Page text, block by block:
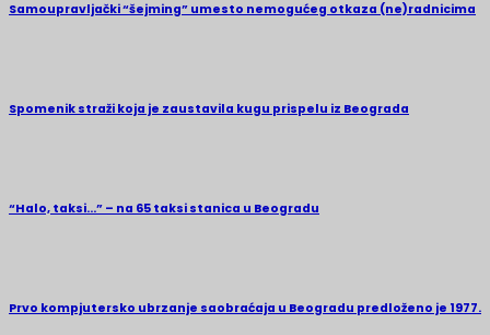
Samoupravljački “šejming” umesto nemogućeg otkaza (ne)radnicima
Spomenik straži koja je zaustavila kugu prispelu iz Beograda
“Halo, taksi…” – na 65 taksi stanica u Beogradu
Prvo kompjutersko ubrzanje saobraćaja u Beogradu predloženo je 1977.